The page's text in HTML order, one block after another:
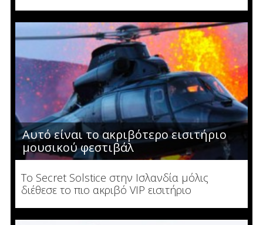
Αυτό είναι το ακριβότερο εισιτήριο
μουσικού φεστιβάλ
Το Secret Solstice στην Ισλανδία μόλις
διέθεσε το πιο ακριβό VIP εισιτήριο